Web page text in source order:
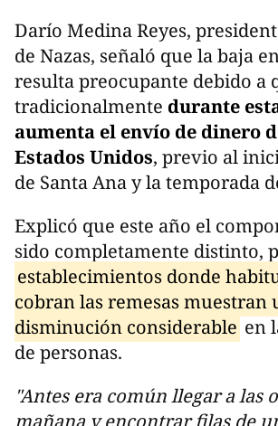
Darío Medina Reyes,
de Nazas, señaló que la baja
resulta preocupante debido a
tradicionalmente durante
aumenta el envío de dinero
Estados Unidos, previo al
de Santa Ana y la temporada
Explicó que este año el
sido completamente distinto,
establecimientos donde
cobran las remesas muestran
disminución considerable en
de personas.
"Antes era común llegar a las
mañana y encontrar filas de